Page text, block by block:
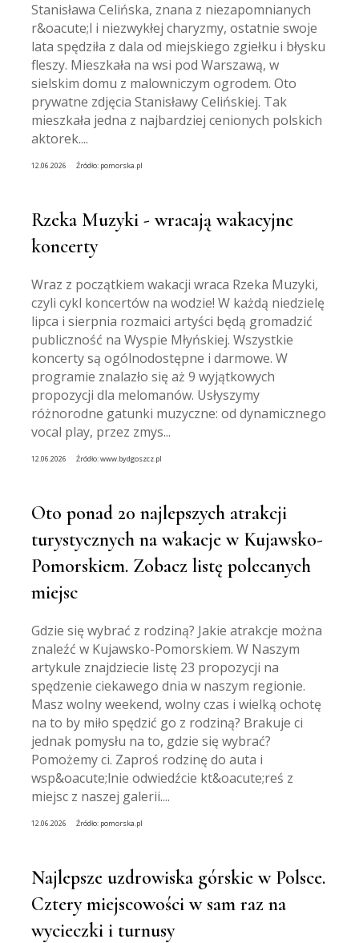
Stanisława Celińska, znana z niezapomnianych
r&oacute;l i niezwykłej charyzmy, ostatnie swoje
lata spędziła z dala od miejskiego zgiełku i błysku
fleszy. Mieszkała na wsi pod Warszawą, w
sielskim domu z malowniczym ogrodem. Oto
prywatne zdjęcia Stanisławy Celińskiej. Tak
mieszkała jedna z najbardziej cenionych polskich
aktorek....
12.06.2026 Źródło: pomorska.pl
Rzeka Muzyki - wracają wakacyjne
koncerty
Wraz z początkiem wakacji wraca Rzeka Muzyki,
czyli cykl koncertów na wodzie! W każdą niedzielę
lipca i sierpnia rozmaici artyści będą gromadzić
publiczność na Wyspie Młyńskiej. Wszystkie
koncerty są ogólnodostępne i darmowe. W
programie znalazło się aż 9 wyjątkowych
propozycji dla melomanów. Usłyszymy
różnorodne gatunki muzyczne: od dynamicznego
vocal play, przez zmys...
12.06.2026 Źródło:www.bydgoszcz.pl
Oto ponad 20 najlepszych atrakcji
turystycznych na wakacje w Kujawsko-
Pomorskiem. Zobacz listę polecanych
miejsc
Gdzie się wybrać z rodziną? Jakie atrakcje można
znaleźć w Kujawsko-Pomorskiem. W Naszym
artykule znajdziecie listę 23 propozycji na
spędzenie ciekawego dnia w naszym regionie.
Masz wolny weekend, wolny czas i wielką ochotę
na to by miło spędzić go z rodziną? Brakuje ci
jednak pomysłu na to, gdzie się wybrać?
Pomożemy ci. Zaproś rodzinę do auta i
wsp&oacute;lnie odwiedźcie kt&oacute;reś z
miejsc z naszej galerii....
12.06.2026 Źródło: pomorska.pl
Najlepsze uzdrowiska górskie w Polsce.
Cztery miejscowości w sam raz na
wycieczki i turnusy